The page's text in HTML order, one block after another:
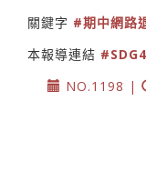
關鍵字 #期中網路
本報導連結
NO.1198 |